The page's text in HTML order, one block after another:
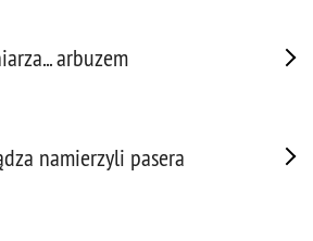
arbuzem
namierzyli pasera